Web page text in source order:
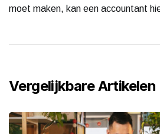
moet maken, kan een accountant
Vergelijkbare Artikelen